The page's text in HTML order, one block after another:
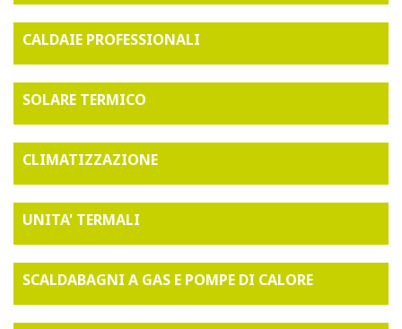
CALDAIE PROFESSIONALI
SOLARE TERMICO
CLIMATIZZAZIONE
UNITA' TERMALI
SCALDABAGNI A GAS E POMPE DI CALORE